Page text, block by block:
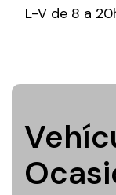
L-V de 8 a